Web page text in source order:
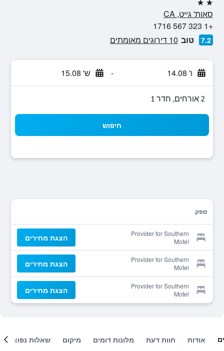
2 כוכבים
סאות' גייט, CA
+1 323 567 1716
7.2 טוב 10 דירוגים מאומתים
ו' 14.08 - ש' 15.08
2 אורחים, חדר 1
חיפוש
ספק
Provider for Southern
Motel
הצגת מחירים
Provider for Southern
Motel
הצגת מחירים
Provider for Southern
Motel
הצגת מחירים
אודות חוות דעת מלונות דומים מיקום שאלות נפוצות